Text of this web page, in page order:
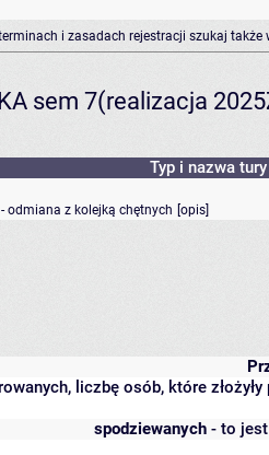
i zasadach rejestracji szukaj
sem 7(realizacja
Typ i nazwa tury
odmiana z kolejką chętnych [opis]
liczbę osób, które
spodziewanych - to